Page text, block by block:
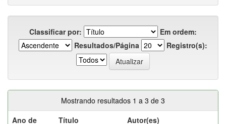
Classificar por:
Em ordem:
Resultados/Página
Registro(s):
Mostrando resultados 1 a 3 de 3
Ano de
Título Autor(es)